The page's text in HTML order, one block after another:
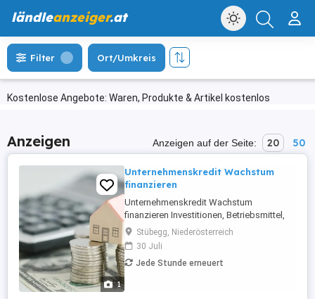
ländleanzeiger.at
Kostenlose Angebote: Waren, Produkte & Artikel kostenlos
Filter Ort/Umkreis
Anzeigen Anzeigen auf der Seite: 20 50
1
Unternehmenskredit Wachstum
finanzieren
Unternehmenskredit Wachstum
finanzieren Investitionen, Betriebsmittel,
Expansion Finanfondo unterstützt Ihr
Unternehmen mit maßgeschneiderten
Kreditlösungen zu 2 % Festzins.
Stübegg, Niederösterreich
30 Juli
Jede Stunde erneuert